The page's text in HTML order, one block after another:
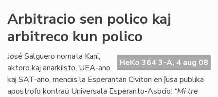
Arbitracio sen polico kaj
arbitreco kun polico
HeKo 364 3-A, 4 aug 08
José Salguero nomata Kani,
aktoro kaj anarkiisto, UEA-ano
kaj SAT-ano, menciis la Esperantan Civiton en ĵusa publika
apostrofo kontraŭ Universala Esperanto-Asocio: “Mi tre